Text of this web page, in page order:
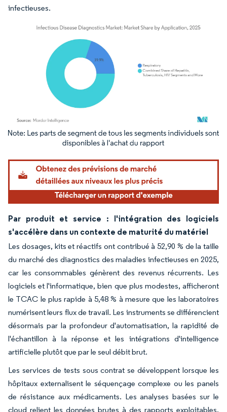
infectieuses.
Image © Mordor Intelligence. La réutilisation nécessite une attribution sous CC BY
Par produit et service : l'intégration des logiciels
s'accélère dans un contexte de maturité du matériel
Les dosages, kits et réactifs ont contribué à 52,90 % de la taille
du marché des diagnostics des maladies infectieuses en 2025,
car les consommables génèrent des revenus récurrents. Les
logiciels et l'informatique, bien que plus modestes, afficheront
le TCAC le plus rapide à 5,48 % à mesure que les laboratoires
numérisent leurs flux de travail. Les instruments se différencient
désormais par la profondeur d'automatisation, la rapidité de
l'échantillon à la réponse et les intégrations d'intelligence
artificielle plutôt que par le seul débit brut.
Les services de tests sous contrat se développent lorsque les
hôpitaux externalisent le séquençage complexe ou les panels
de résistance aux médicaments. Les analyses basées sur le
cloud relient les données brutes à des rapports exploitables,